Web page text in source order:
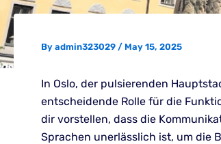
By admin323029 / May 15, 2025
In Oslo, der pulsierenden
entscheidende Rolle für die
dir vorstellen, dass die
Sprachen unerlässlich ist, um die